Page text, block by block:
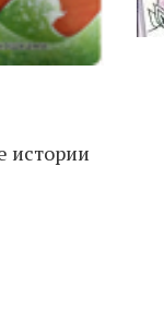
истории